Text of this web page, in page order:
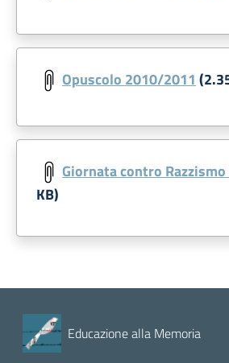
Opuscolo 2010/2011
Giornata contro
KB)
Educazione alla Memoria